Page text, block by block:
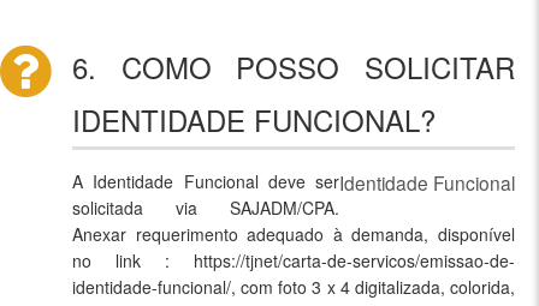
6. COMO POSSO SOLICITAR
IDENTIDADE FUNCIONAL?
Identidade Funcional
A Identidade Funcional deve ser
solicitada via SAJADM/CPA.
Anexar requerimento adequado à demanda, disponível
no link : https://tjnet/carta-de-servicos/emissao-de-
identidade-funcional/, com foto 3 x 4 digitalizada, colorida,